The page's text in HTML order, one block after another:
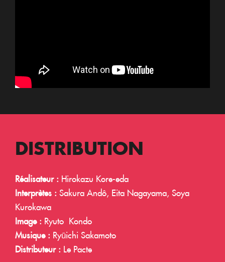
DISTRIBUTION
Réalisateur : Hirokazu Kore-eda
Interprètes : Sakura Andô, Eita Nagayama, Soya
Kurokawa
Image : Ryuto Kondo
Musique : Ryūichi Sakamoto
Distributeur : Le Pacte